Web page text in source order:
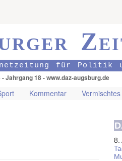
für Politik
Jahrgang 18 - www.daz-augsburg.de
Kommentar Vermischtes
8.